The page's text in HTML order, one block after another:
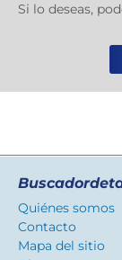
Si lo deseas,
Quiénes somos
Contacto
Mapa del sitio